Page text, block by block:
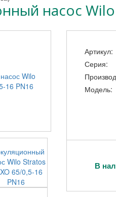
насос
Артикул:
Серия:
Модель:
В